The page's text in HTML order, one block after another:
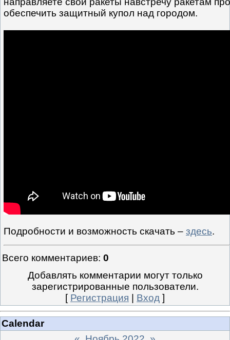
обеспечить защитный купол над городом.
Подробности и возможность скачать – здесь.
Всего комментариев: 0
Добавлять комментарии могут только
зарегистрированные пользователи.
[ Регистрация Вход ]
Calendar